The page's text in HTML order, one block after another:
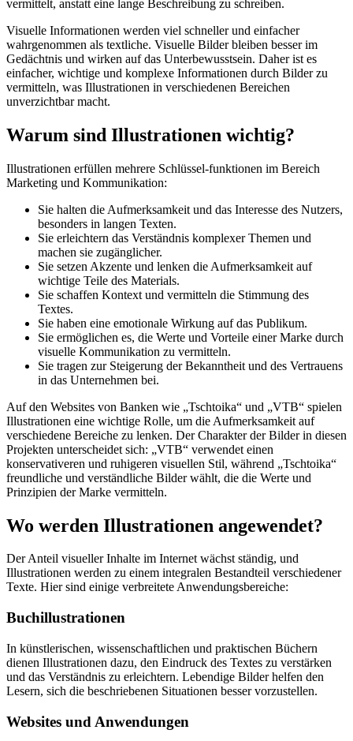
vermittelt, anstatt eine lange Beschreibung zu schreiben.
Visuelle Informationen werden viel schneller und einfacher
wahrgenommen als textliche. Visuelle Bilder bleiben besser im
Gedächtnis und wirken auf das Unterbewusstsein. Daher ist es
einfacher, wichtige und komplexe Informationen durch Bilder zu
vermitteln, was Illustrationen in verschiedenen Bereichen
unverzichtbar macht.
Warum sind Illustrationen wichtig?
Illustrationen erfüllen mehrere Schlüssel-funktionen im Bereich
Marketing und Kommunikation:
Sie halten die Aufmerksamkeit und das Interesse des Nutzers,
besonders in langen Texten.
Sie erleichtern das Verständnis komplexer Themen und
machen sie zugänglicher.
Sie setzen Akzente und lenken die Aufmerksamkeit auf
wichtige Teile des Materials.
Sie schaffen Kontext und vermitteln die Stimmung des
Textes.
Sie haben eine emotionale Wirkung auf das Publikum.
Sie ermöglichen es, die Werte und Vorteile einer Marke durch
visuelle Kommunikation zu vermitteln.
Sie tragen zur Steigerung der Bekanntheit und des Vertrauens
in das Unternehmen bei.
Auf den Websites von Banken wie „Tschtoika“ und „VTB“ spielen
Illustrationen eine wichtige Rolle, um die Aufmerksamkeit auf
verschiedene Bereiche zu lenken. Der Charakter der Bilder in diesen
Projekten unterscheidet sich: „VTB“ verwendet einen
konservativeren und ruhigeren visuellen Stil, während „Tschtoika“
freundliche und verständliche Bilder wählt, die die Werte und
Prinzipien der Marke vermitteln.
Wo werden Illustrationen angewendet?
Der Anteil visueller Inhalte im Internet wächst ständig, und
Illustrationen werden zu einem integralen Bestandteil verschiedener
Texte. Hier sind einige verbreitete Anwendungsbereiche:
Buchillustrationen
In künstlerischen, wissenschaftlichen und praktischen Büchern
dienen Illustrationen dazu, den Eindruck des Textes zu verstärken
und das Verständnis zu erleichtern. Lebendige Bilder helfen den
Lesern, sich die beschriebenen Situationen besser vorzustellen.
Websites und Anwendungen